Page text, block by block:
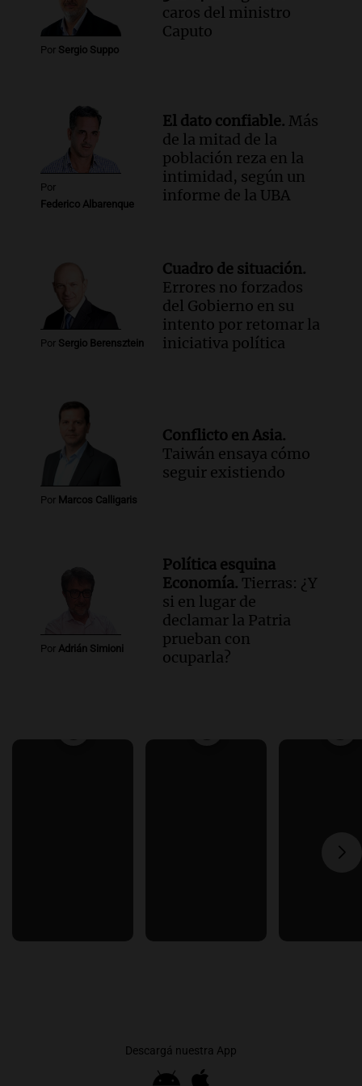
Episodios
Audio.Tormentas y filtraciones: "El
agua entra por donde menos
Episodios
Por Sergio Suppo
caros del ministro
Caputo
Por
Federico Albarenque
El dato confiable. Más
de la mitad de la
población reza en la
intimidad, según un
informe de la UBA
Por Sergio Berensztein
Cuadro de situación.
Errores no forzados
del Gobierno en su
intento por retomar la
iniciativa política
Por Marcos Calligaris
Conflicto en Asia.
Taiwán ensaya cómo
seguir existiendo
Por Adrián Simioni
Política esquina
Economía. Tierras: ¿Y
si en lugar de
declamar la Patria
prueban con
ocuparla?
Descargá nuestra App